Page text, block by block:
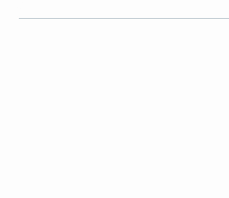
Auch sind sie keine deutschen Erfindungen.
Franzosen. – Ein Blick in die Geschichte der